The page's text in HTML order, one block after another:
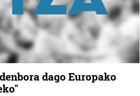
dago Europako